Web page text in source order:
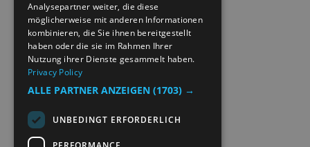
Analysepartner weiter, die diese
möglicherweise mit anderen Informationen
kombinieren, die Sie ihnen bereitgestellt
haben oder die sie im Rahmen Ihrer
Nutzung ihrer Dienste gesammelt haben.
Privacy Policy
ALLE PARTNER ANZEIGEN (1703) →
UNBEDINGT ERFORDERLICH